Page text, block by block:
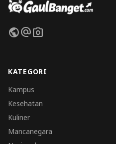
publicalternate_emailphoto_camera
KATEGORI
Kampus
Kesehatan
Kuliner
Mancanegara